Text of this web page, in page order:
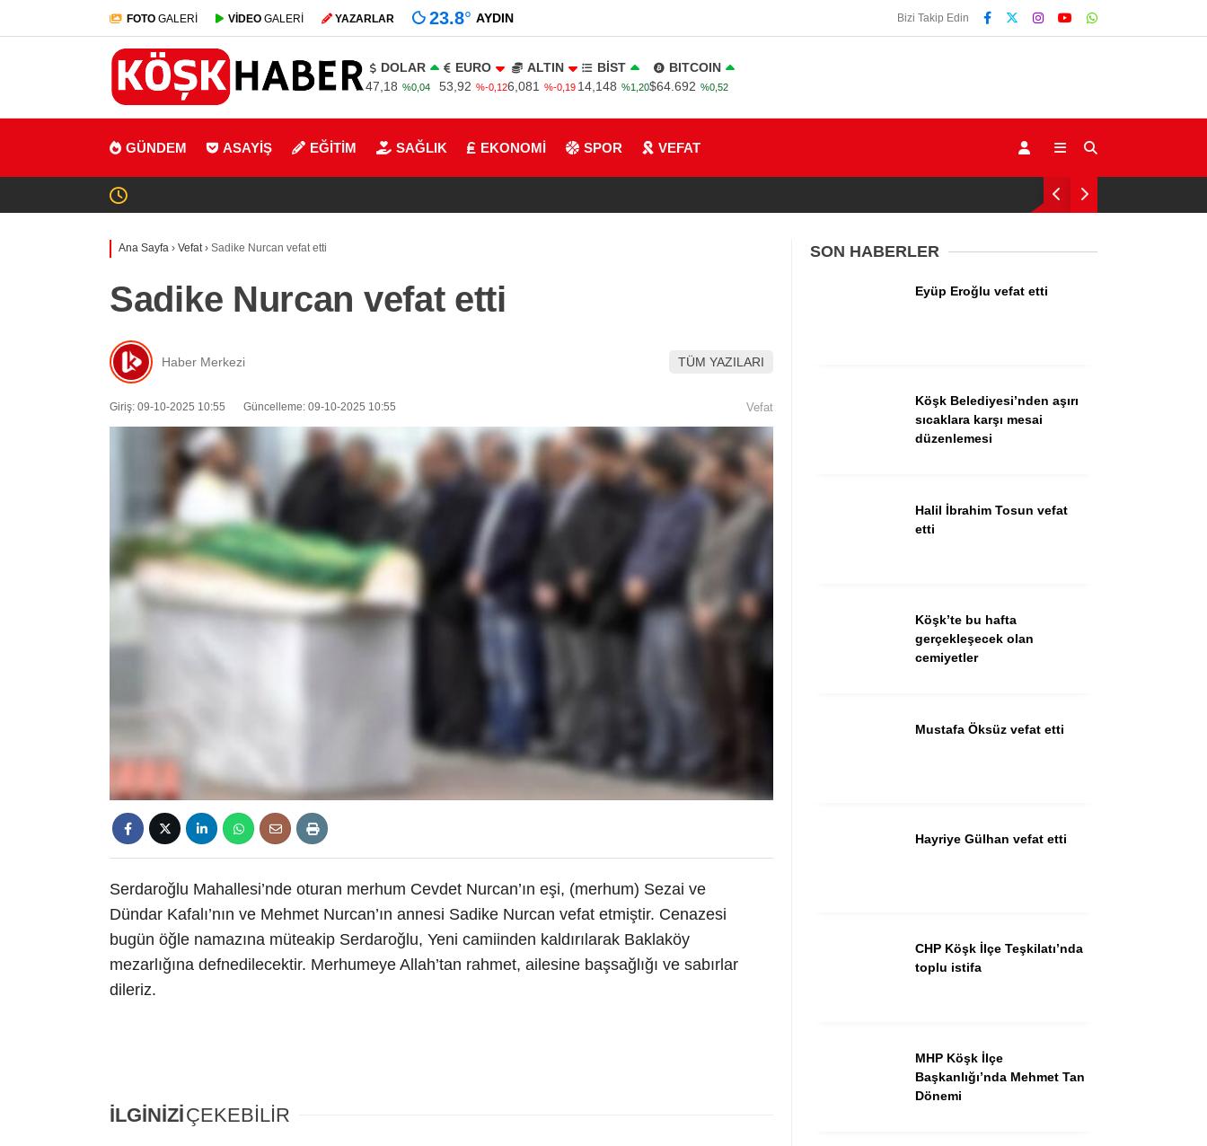
Gündem
Güncel
Sağlık
FOTO GALERİ VİDEO GALERİ YAZARLAR 23.8° AYDIN Bizi Takip Edin
DOLAR
47,18 %0,04
EURO
53,92 %-0,12
ALTIN
6,081
%-0,19
BİST
14,148 %1,20
BITCOIN
$64.692 %0,52
GÜNDEM ASAYİŞ EĞİTİM SAĞLIK EKONOMİ SPOR VEFAT
Ana Sayfa › Vefat› Sadike Nurcan vefat etti
Sadike Nurcan vefat etti
Haber Merkezi TÜM YAZILARI
Giriş: 09-10-2025 10:55 Güncelleme: 09-10-2025 10:55 Vefat
Serdaroğlu Mahallesi’nde oturan merhum Cevdet Nurcan’ın eşi, (merhum) Sezai ve
Dündar Kafalı’nın ve Mehmet Nurcan’ın annesi Sadike Nurcan vefat etmiştir. Cenazesi
bugün öğle namazına müteakip Serdaroğlu, Yeni camiinden kaldırılarak Baklaköy
mezarlığına defnedilecektir. Merhumeye Allah’tan rahmet, ailesine başsağlığı ve sabırlar
dileriz.
İLGİNİZİÇEKEBİLİR
SON HABERLER
Eyüp Eroğlu vefat etti
Köşk Belediyesi’nden aşırı
sıcaklara karşı mesai
düzenlemesi
Halil İbrahim Tosun vefat
etti
Köşk’te bu hafta
gerçekleşecek olan
cemiyetler
Mustafa Öksüz vefat etti
Hayriye Gülhan vefat etti
CHP Köşk İlçe Teşkilatı’nda
toplu istifa
MHP Köşk İlçe
Başkanlığı’nda Mehmet Tan
Dönemi